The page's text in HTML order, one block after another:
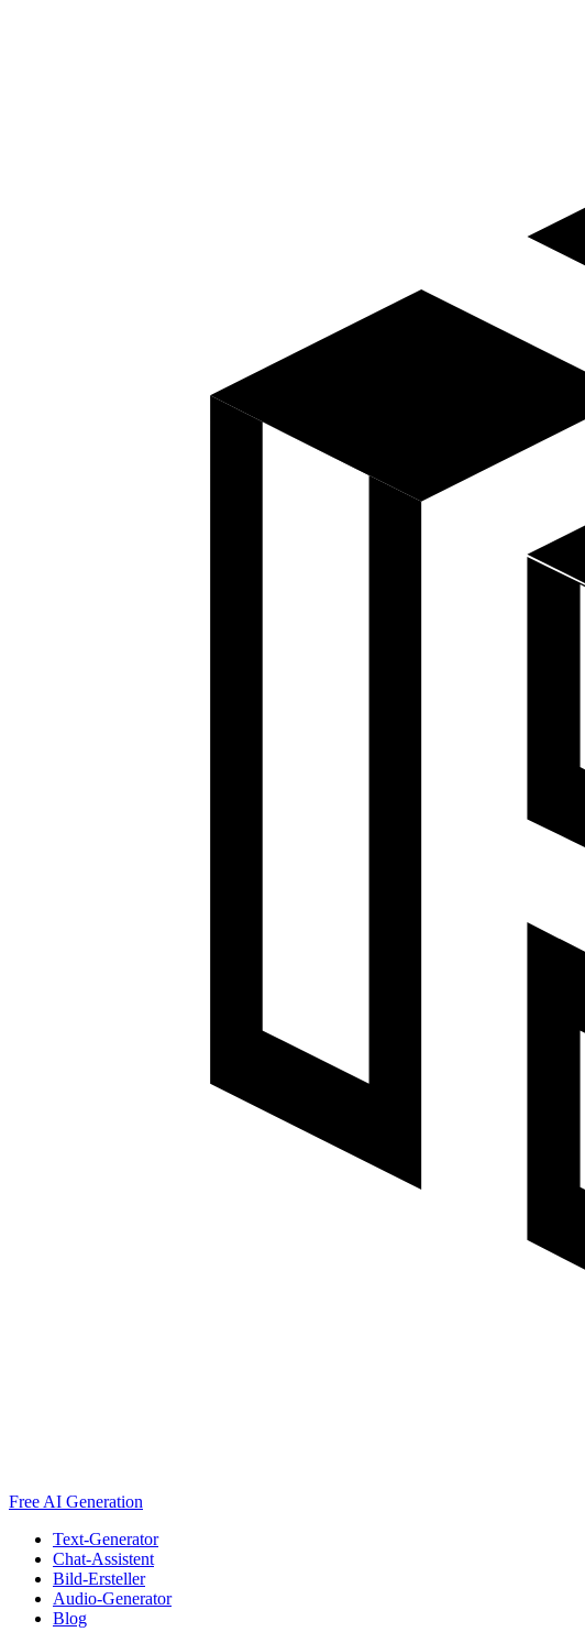
Free AI Generation
Text-Generator
Chat-Assistent
Bild-Ersteller
Audio-Generator
Blog